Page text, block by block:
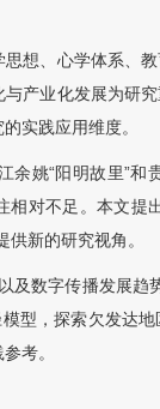
想、心学体系、
产业化发展为研
实践应用维度。
余姚“阳明故里”和
对不足。本文提
新的研究视角。
及数字传播发展趋
，探索欠发达地
考。